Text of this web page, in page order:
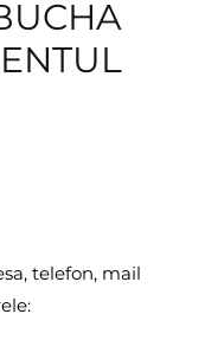
telefon, mail